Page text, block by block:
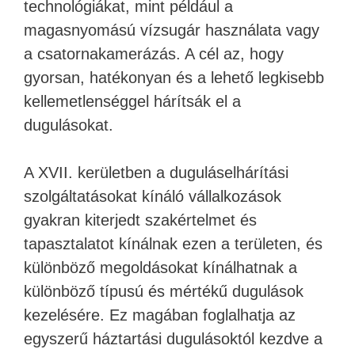
technológiákat, mint például a
magasnyomású vízsugár használata vagy
a csatornakamerázás. A cél az, hogy
gyorsan, hatékonyan és a lehető legkisebb
kellemetlenséggel hárítsák el a
dugulásokat.
A XVII. kerületben a duguláselhárítási
szolgáltatásokat kínáló vállalkozások
gyakran kiterjedt szakértelmet és
tapasztalatot kínálnak ezen a területen, és
különböző megoldásokat kínálhatnak a
különböző típusú és mértékű dugulások
kezelésére. Ez magában foglalhatja az
egyszerű háztartási dugulásoktól kezdve a